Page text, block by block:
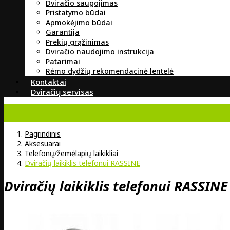
Dviračio saugojimas
Pristatymo būdai
Apmokėjimo būdai
Garantija
Prekių grąžinimas
Dviračio naudojimo instrukcija
Patarimai
Rėmo dydžių rekomendacinė lentelė
Kontaktai
Dviračių servisas
Pagrindinis
Aksesuarai
Telefonų/žemėlapių laikikliai
Dviračių laikiklis telefonui RASSINE
Dviračių laikiklis telefonui RASSINE